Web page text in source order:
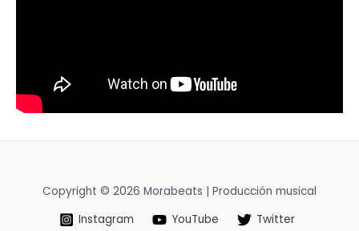
Copyright © 2026 Morabeats | Producción musical
Instagram
YouTube Twitter